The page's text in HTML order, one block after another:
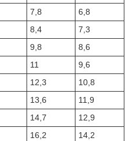
7,8
6,8
8,4
7,3
9,8
8,6
11
9,6
12,3
10,8
13,6
11,9
14,7
12,9
16,2 14,2